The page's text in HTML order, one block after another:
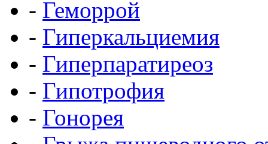
- Геморрой
- Гиперкальциемия
- Гиперпаратиреоз
- Гипотрофия
- Гонорея